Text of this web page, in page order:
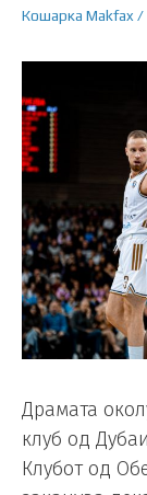
Кошарка Makfax /
Драмата
клуб од
Клубот од